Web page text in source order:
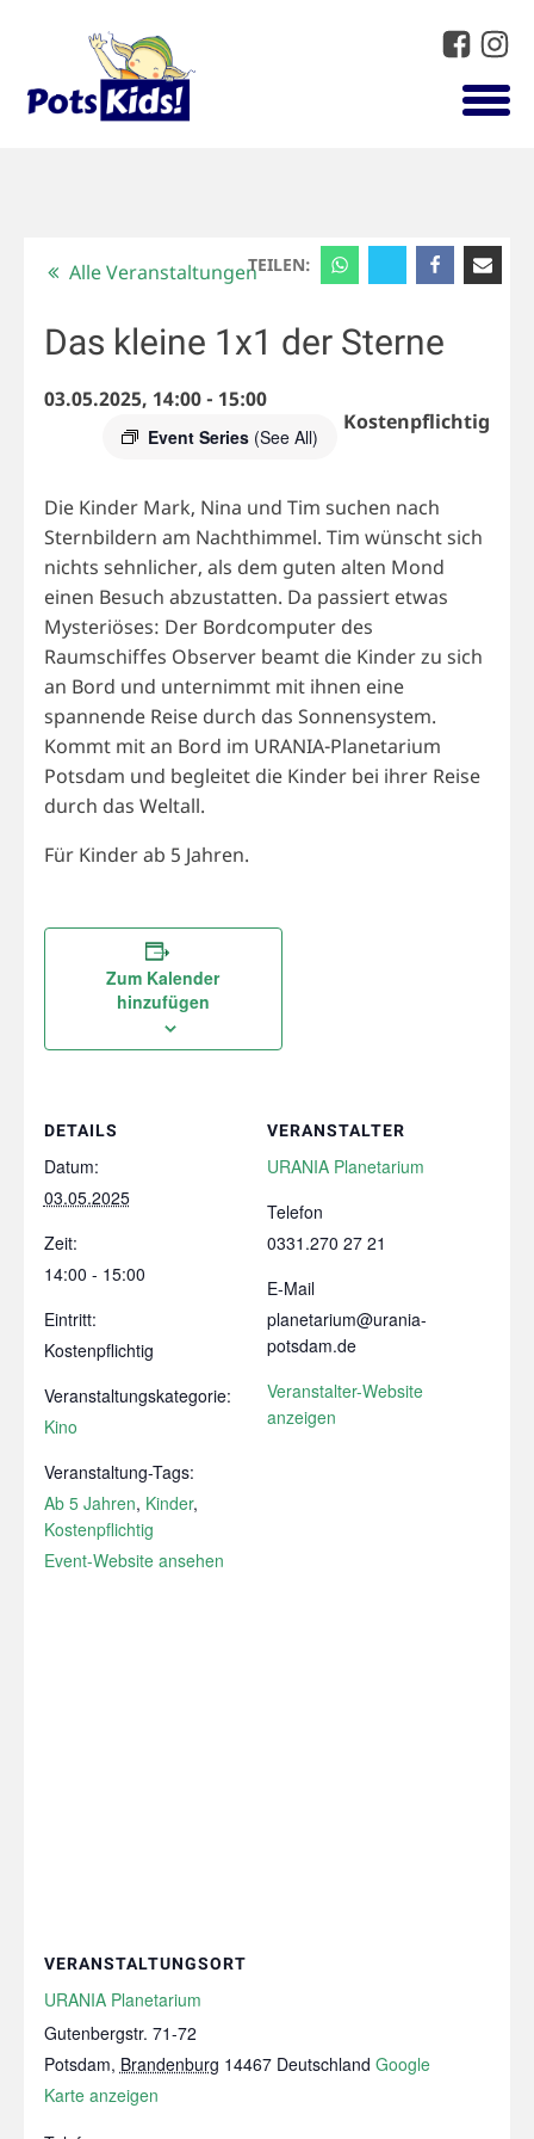
TEILEN:
Alle Veranstaltungen
Das kleine 1x1 der Sterne
03.05.2025, 14:00- 15:00
Event Series (See All)
Kostenpflichtig
Die Kinder Mark, Nina und Tim suchen nach
Sternbildern am Nachthimmel. Tim wünscht sich
nichts sehnlicher, als dem guten alten Mond
einen Besuch abzustatten. Da passiert etwas
Mysteriöses: Der Bordcomputer des
Raumschiffes Observer beamt die Kinder zu sich
an Bord und unternimmt mit ihnen eine
spannende Reise durch das Sonnensystem.
Kommt mit an Bord im URANIA-Planetarium
Potsdam und begleitet die Kinder bei ihrer Reise
durch das Weltall.
Für Kinder ab 5 Jahren.
Zum Kalender
hinzufügen
DETAILS
Datum:
03.05.2025
Zeit:
14:00 - 15:00
Eintritt:
Kostenpflichtig
Veranstaltungskategorie:
Kino
Veranstaltung-Tags:
Ab 5 Jahren, Kinder,
Kostenpflichtig
Event-Website ansehen
VERANSTALTER
URANIA Planetarium
Telefon
0331.270 27 21
E-Mail
planetarium@urania-
potsdam.de
Veranstalter-Website
anzeigen
VERANSTALTUNGSORT
URANIA Planetarium
Gutenbergstr. 71-72
Potsdam, Brandenburg 14467 Deutschland Google
Karte anzeigen